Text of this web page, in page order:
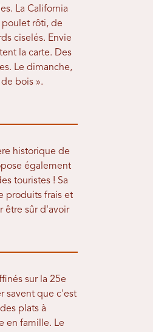
La California
poulet rôti, de
ciselés. Envie
la carte. Des
Le dimanche,
bois ».
historique de
également
touristes ! Sa
produits frais et
être sûr d'avoir
sur la 25e
savent que c'est
plats à
en famille. Le